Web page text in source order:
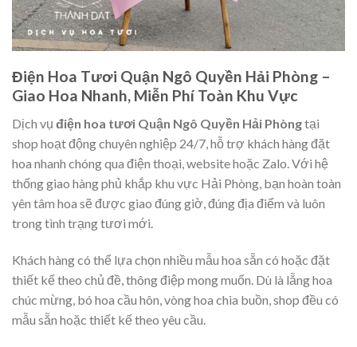
Điện Hoa Tươi Quận Ngô Quyền Hải Phòng –
Giao Hoa Nhanh, Miễn Phí Toàn Khu Vực
Dịch vụ điện hoa tươi Quận Ngô Quyền Hải Phòngtại
shop hoạt động chuyên nghiệp 24/7, hỗ trợ khách hàng đặt
hoa nhanh chóng qua điện thoại, website hoặc Zalo. Với hệ
thống giao hàng phủ khắp khu vực Hải Phòng, bạn hoàn toàn
yên tâm hoa sẽ được giao đúng giờ, đúng địa điểm và luôn
trong tình trạng tươi mới.
Khách hàng có thể lựa chọn nhiều mẫu hoa sẵn có hoặc đặt
thiết kế theo chủ đề, thông điệp mong muốn. Dù là lẵng hoa
chúc mừng, bó hoa cầu hôn, vòng hoa chia buồn, shop đều có
mẫu sẵn hoặc thiết kế theo yêu cầu.